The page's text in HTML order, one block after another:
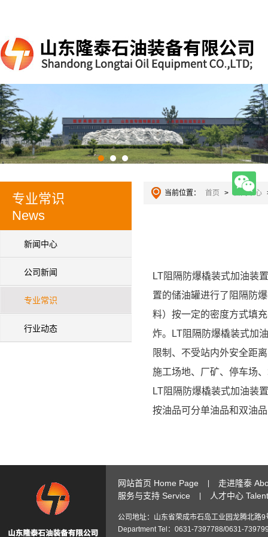
专业常识
News
新闻中心
公司新闻
专业常识
行业动态
当前位置： 首页 > 新闻中心
LT阻隔防爆橇装式加油装
置的储油罐进行了阻隔防
料）按一定的密度方式填
炸。LT阻隔防爆橇装式加
限制、不受站内外安全距
施工场地、厂矿、停车场
LT阻隔防爆橇装式加油装
按油品可分单油品和双油
网站首页 Home Page
走进隆泰
服务与支持 Service
人才中心
公司地址：山东省荣成市石岛工业园龙腾北
Department Tel：0631-7397788/0631-